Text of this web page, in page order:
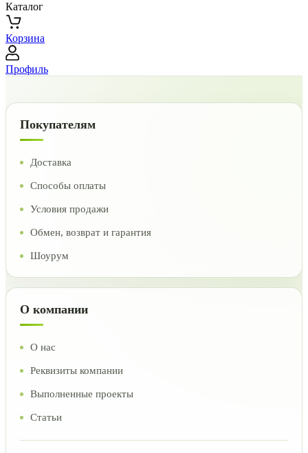
Каталог
Корзина
Профиль
Покупателям
Доставка
Способы оплаты
Условия продажи
Обмен, возврат и гарантия
Шоурум
О компании
О нас
Реквизиты компании
Выполненные проекты
Статьи